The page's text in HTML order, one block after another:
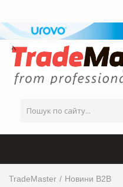
TradeMaster Новини B2B